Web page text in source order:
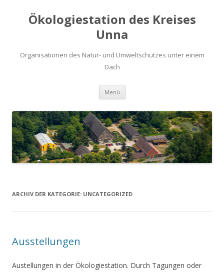
Ökologiestation des Kreises
Unna
Organisationen des Natur- und Umweltschutzes unter einem
Dach
Menü Zum
springen
ARCHIV DER KATEGORIE: UNCATEGORIZED
Ausstellungen
Austellungen in der Ökologiestation. Durch Tagungen oder